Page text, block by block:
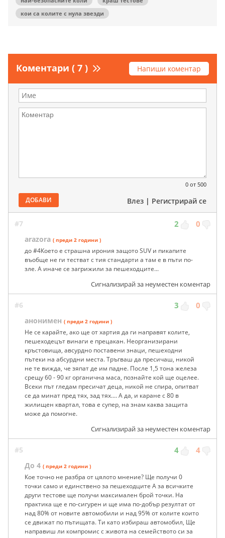
кои са колите с нула звезди
Коментари ( 7 ) Напиши коментар
0 от 500
ДОБАВИ Влез | Регистрирай се
#7 2 0
arazora ( преди 2 години )
до #4Което е страшна ирония защото SUV и пикапите
въобще не ги тестват с тия стандарти а там е в пъти по-
зле. А иначе се загрижили за пешеходците...
Сигнализирай за неуместен коментар
#6 3 0
анонимен ( преди 2 години )
Не се карайте, ако ще от хартия да ги направят колите,
пешеходецът винаги е прецакан. Неорганизирани
кръстовища, авсурдно поставени знаци, пешеходни
пътеки на абсурдни места. Тръгваш да пресичаш, никой
не те вижда, че зяпат де им падне. После 1,5 тона железа
срещу 60 - 90 кг органична маса, познайте кой ще оцелее.
Всеки път гледам пресичат деца, никой не спира, опитват
се да минат пред тях, зад тях.... А да, и каране с 80 в
жилищен квартал, това е супер, на знам каква защита
може да помогне.
Сигнализирай за неуместен коментар
#5 4 4
До 4 ( преди 2 години )
Кое точно не разбра от цялото мнение? Ще получи 0
точки само и единствено за пешеходците А за всичките
други тестове ще получи максимален брой точки. На
практика ще е по-сигурен и ще има по-добър резултат от
над 80% от новите автомобили и над 95% от колите които
се движат по пътищата. Ти като избираш автомобил, Ще
направиш ли компромис с живота на семейството си за